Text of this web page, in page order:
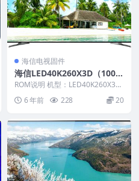
海信电视固件
海信LED40K260X3D（100
0）BOM21官方原厂USB刷
机电视固件包
ROM说明 机型：LED40K260X3D
固件版本：（1000） BOM：21...
6 年前 228 20